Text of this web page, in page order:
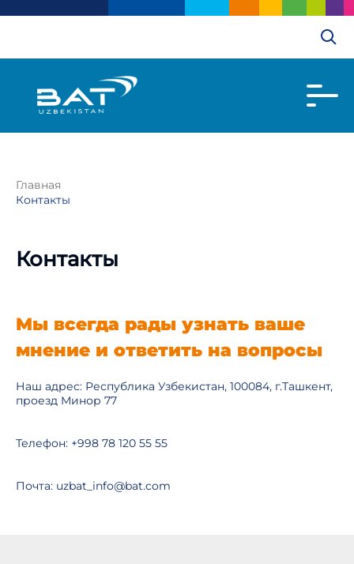
Главная
Контакты
Контакты
Мы всегда рады узнать ваше
мнение и ответить на вопросы
Наш адрес: Республика Узбекистан, 100084, г.Ташкент,
проезд Минор 77
Телефон: +998 78 120 55 55
Почта: uzbat_info@bat.com